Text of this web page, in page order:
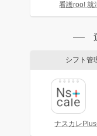
看護roo! 就
シフト管
ナスカレ